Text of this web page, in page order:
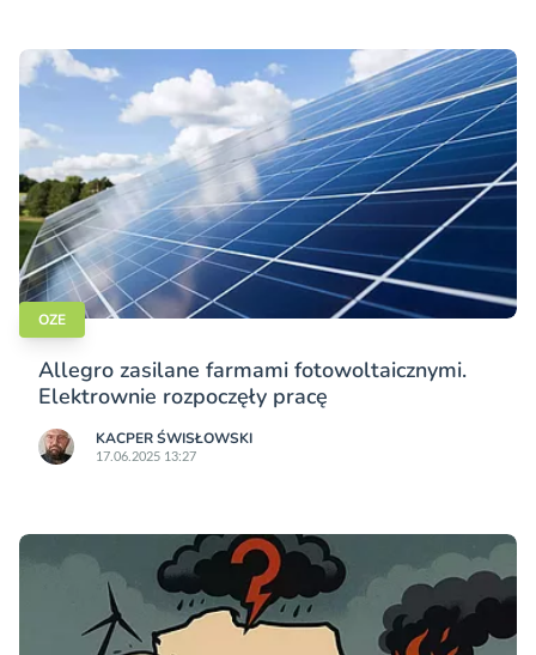
OZE
Allegro zasilane farmami fotowoltaicznymi.
Elektrownie rozpoczęły pracę
KACPER ŚWISŁO­WSKI
17.06.2025 13:27